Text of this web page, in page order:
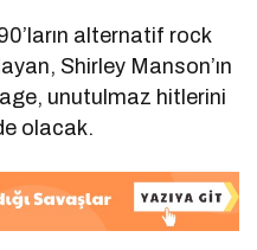
alternatif rock
Shirley Manson’ın
unutulmaz hitlerini
olacak.